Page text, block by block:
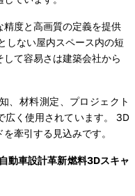
度と高画質の定義を提供
しない屋内スペース内の短
て容易さは建築会社から
、材料測定、プロジェクト
広く使用されています。 3D
牽引する見込みです。
動車設計革新燃料3Dスキャ